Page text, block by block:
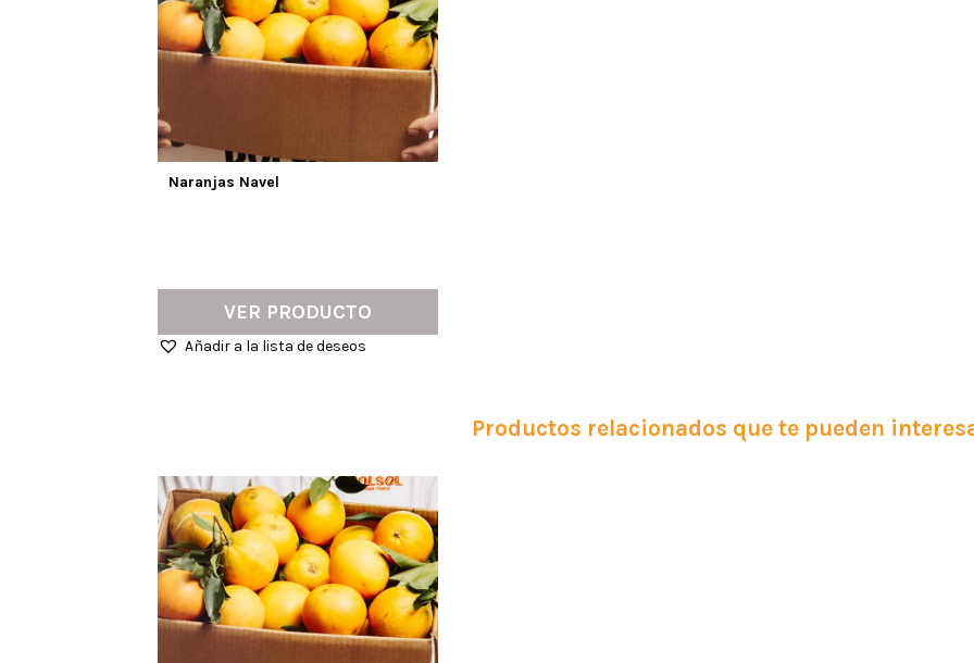
Naranjas Navel
VER PRODUCTO
Añadir a la lista de deseos
Productos relacionados que te pueden